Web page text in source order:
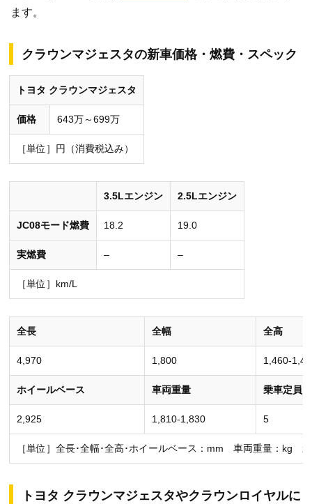
ます。
クラウンマジェスタの新車価格・燃費・スペック
トヨタ クラウンマジェスタ
価格 643万～699万
［単位］円（消費税込み）
3.5Lエンジン 2.5Lエンジン
JC08モード燃費 18.2 19.0
実燃費 – –
［単位］km/L
全長 全幅 全高
4,970 1,800 1,460-
ホイールベース 車両重量 乗車定員
2,925 1,810-1,830 5
［単位］全長･全幅･全高･ホイールベース：mm 車両重量：kg
トヨタ クラウンマジェスタやクラウンロイヤルに